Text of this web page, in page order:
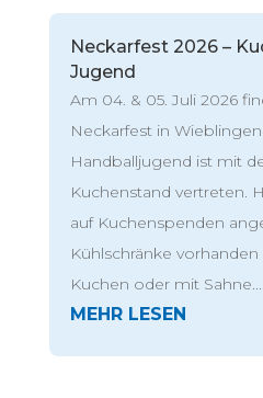
Neckarfest 2026 –
Jugend
Am 04. & 05. Juli 2026
Neckarfest in
Handballjugend ist mit
Kuchenstand vertreten.
auf Kuchenspenden
Kühlschränke
Kuchen oder mit Sahne....